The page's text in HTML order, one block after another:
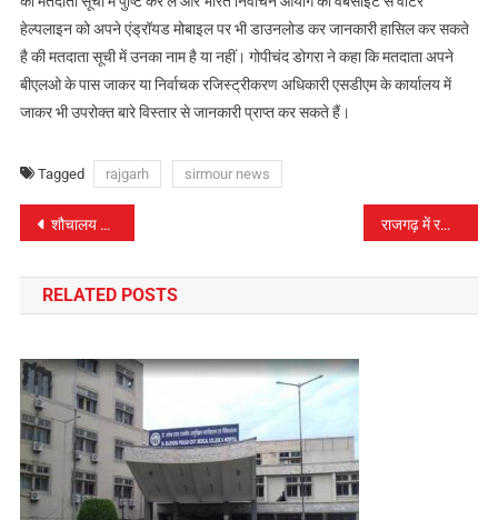
हेल्पलाइन को अपने एंड्रॉयड मोबाइल पर भी डाउनलोड कर जानकारी हासिल कर सकते
है की मतदाता सूची में उनका नाम है या नहीं। गोपीचंद डोगरा ने कहा कि मतदाता अपने
बीएलओ के पास जाकर या निर्वाचक रजिस्ट्रीकरण अधिकारी एसडीएम के कार्यालय में
जाकर भी उपरोक्त बारे विस्तार से जानकारी प्राप्त कर सकते हैं।
Tagged rajgarh sirmour news
पोस्ट
नेविगेशन
शौचालय न कूड़ादान फिर भी बनी निर्मल ग्राम पंचायत राजगढ़ में रविवार 17 मार्च को बिजली रहेगी गुल्ल
RELATED POSTS